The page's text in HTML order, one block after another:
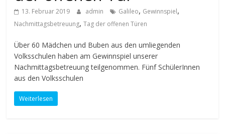
13. Februar 2019 admin Galileo, Gewinnspiel,
Nachmittagsbetreuung,Tag der offenen Türen
Über 60 Mädchen und Buben aus den umliegenden
Volksschulen haben am Gewinnspiel unserer
Nachmittagsbetreuung teilgenommen. Fünf SchülerInnen
aus den Volksschulen
Weiterlesen